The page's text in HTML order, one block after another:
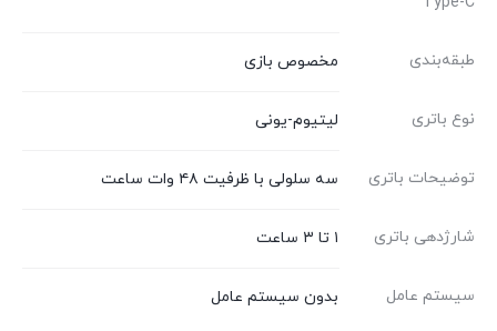
طبقه‌بندی مخصوص بازی
نوع باتری لیتیوم-یونی
توضیحات باتری سه سلولی با ظرفیت ۴۸ وات ساعت
شارژدهی باتری ۱ تا ۳ ساعت
سیستم عامل بدون سیستم عامل